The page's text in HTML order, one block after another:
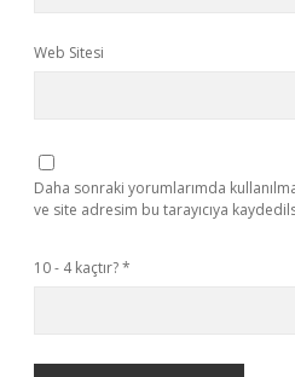
Web Sitesi
Daha sonraki yorumlarımda
ve site adresim bu tarayıcıya
10 - 4 kaçtır?*